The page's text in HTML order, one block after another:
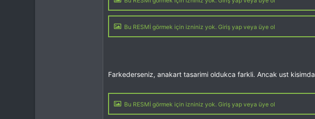
Bu RESMİ görmek için izniniz yok. Giriş yap veya üye ol
Farkederseniz, anakart tasarimi oldukca farkli. Ancak ust
Bu RESMİ görmek için izniniz yok. Giriş yap veya üye ol